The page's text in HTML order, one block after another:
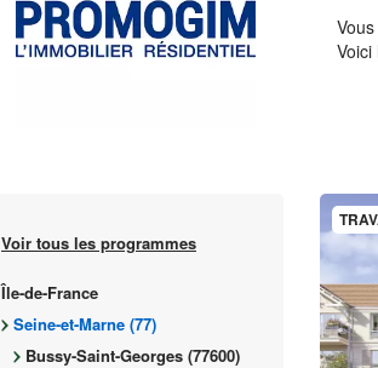
Voir tous les programmes
Île-de-France
Seine-et-Marne (77)
Bussy-Saint-Georges (77600)